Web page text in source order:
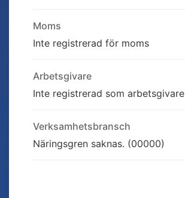
Moms
Inte registrerad för moms
Arbetsgivare
Inte registrerad som arbetsgivare
Verksamhetsbransch
Näringsgren saknas. (00000)